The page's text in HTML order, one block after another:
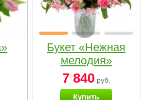
Букет «Нежная
мелодия»
7 840руб.
Купить